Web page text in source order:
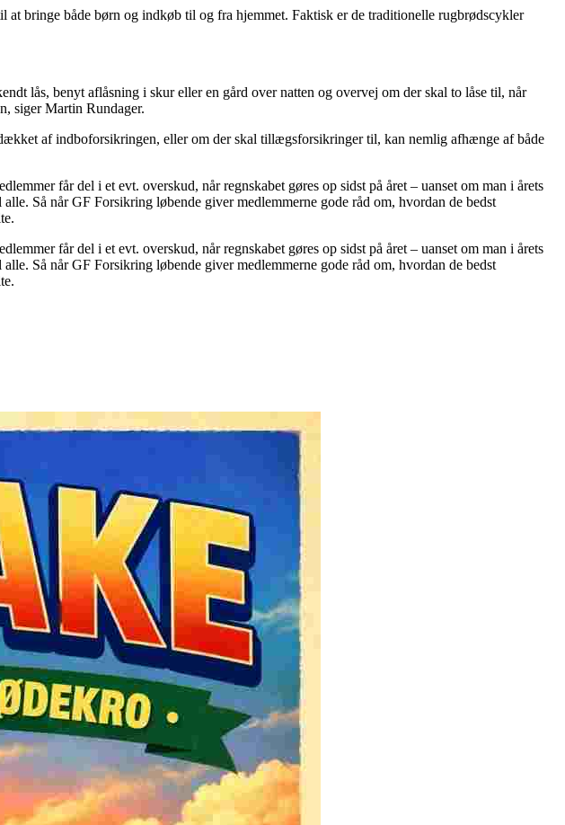
bringe både børn og indkøb til og fra hjemmet. Faktisk er de traditionelle rugbrødscykler
lås, benyt aflåsning i skur eller en gård over natten og overvej om der skal to låse til, når
siger Martin Rundager.
af indboforsikringen, eller om der skal tillægsforsikringer til, kan nemlig afhænge af både
får del i et evt. overskud, når regnskabet gøres op sidst på året – uanset om man i årets
Så når GF Forsikring løbende giver medlemmerne gode råd om, hvordan de bedst
får del i et evt. overskud, når regnskabet gøres op sidst på året – uanset om man i årets
Så når GF Forsikring løbende giver medlemmerne gode råd om, hvordan de bedst